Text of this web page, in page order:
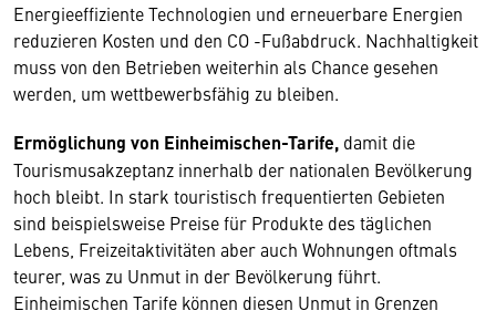
Energieeffiziente Technologien und erneuerbare Energien
reduzieren Kosten und den CO -Fußabdruck. Nachhaltigkeit
muss von den Betrieben weiterhin als Chance gesehen
werden, um wettbewerbsfähig zu bleiben.
Ermöglichung von Einheimischen-Tarife, damit die
Tourismusakzeptanz innerhalb der nationalen Bevölkerung
hoch bleibt. In stark touristisch frequentierten Gebieten
sind beispielsweise Preise für Produkte des täglichen
Lebens, Freizeitaktivitäten aber auch Wohnungen oftmals
teurer, was zu Unmut in der Bevölkerung führt.
Einheimischen Tarife können diesen Unmut in Grenzen